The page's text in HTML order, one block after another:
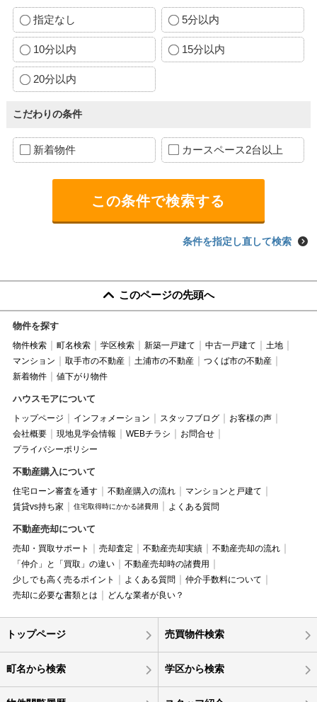
指定なし 5分以内
10分以内 15分以内
20分以内
こだわりの条件
新着物件 カースペース2台以上
条件を指定し直して検索
このページの先頭へ
物件を探す
物件検索 町名検索 学区検索 新築一戸建て 中古一戸建て
土地
マンション
取手市の不動産 土浦市の不動産
つくば市の不動産
新着物件
値下がり物件
ハウスモアについて
トップページ インフォメーション スタッフブログ
お客様の声
会社概要
現地見学会情報 WEBチラシ
お問合せ
プライバシーポリシー
不動産購入について
住宅ローン審査を通す 不動産購入の流れ
マンションと戸建て
賃貸vs持ち家
住宅取得時にかかる諸費用 よくある質問
不動産売却について
売却・買取サポート 売却査定 不動産売却実績
不動産売却の流れ
「仲介」と「買取」の違い
不動産売却時の諸費用
少しでも高く売るポイント
よくある質問
仲介手数料について
売却に必要な書類とは
どんな業者が良い？
トップページ 売買物件検索
町名から検索 学区から検索